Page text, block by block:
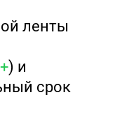
ленты
) и
срок